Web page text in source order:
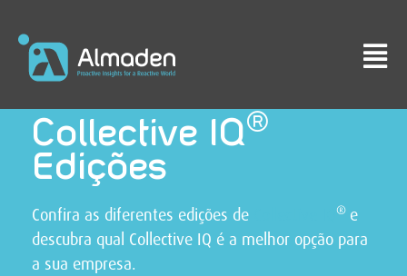
Collective IQ®
Edições
Confira as diferentes edições de ® e
descubra qual Collective IQ é a melhor opção para
a sua empresa.